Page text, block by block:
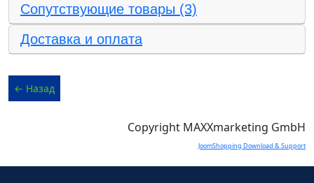
Сопутствующие товары (3)
Доставка и оплата
Copyright MAXXmarketing GmbH
JoomShopping Download & Support